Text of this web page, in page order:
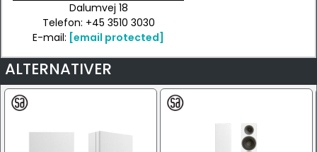
Dalumvej 18
Telefon: +45 3510 3030
E-mail: [email protected]
ALTERNATIVER